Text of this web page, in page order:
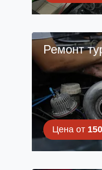
Ремонт
Цена от